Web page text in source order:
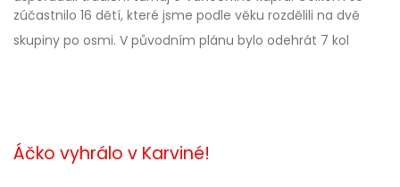
zúčastnilo 16 dětí, které jsme podle věku rozdělili na dvě
skupiny po osmi. V původním plánu bylo odehrát 7 kol
Áčko vyhrálo v Karviné!